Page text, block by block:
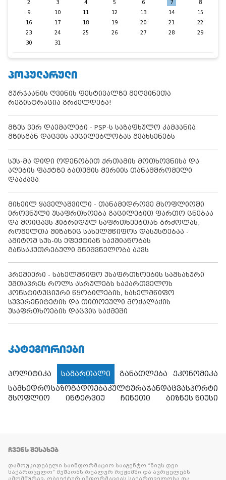
2
3 4 5 6 7
8
9
10 11 12 13 14
15
16
17 18 19 20 21
22
23
24 25 26 27 28
29
30
31
ᲞᲝᲞᲣᲚᲐᲠᲣᲚᲘ
გურჯაანის ღვინის ფესტივალზე მეღვინეთა
რეგისტრაცია გრძელდება!
მზეს ვერ დაემალები - PSP-ს საზაფხულო კამპანია
მზისგან დაცვის აუცილებლობას გვახსენებს
სუს-მა დიდი ოდენობით ქრთამის მოთხოვნისა და
აღების ფაქტზე ბათუმის მერიის თანამშრომელი
დააკავა
მიხეილ ყაველაშვილი - თანამედროვე მსოფლიოში
ეროვნული უსაფრთხოება გაცილებით ფართო ცნებაა
და მოიცავს ჰიბრიდულ საფრთხეებთან ბრძოლას,
რომელთა მიზანიც სახელმწიფოს დასუსტებაა -
ამიტომ სუს-ის ეფექტიან საქმიანობას
განსაკუთრებული მნიშვნელობა აქვს
პრემიერი - სახელმწიფო უსაფრთხოების სამსახური
უმთავრეს როლს ასრულებს საქართველოს
კონსტიტუციური წყობილების, სახელმწიფო
სუვერენიტეტის და თითოეული მოქალაქის
უსაფრთხოების დაცვის საქმეში
ᲙᲐᲢᲔᲒᲝᲠᲘᲔᲑᲘ
პოლიტიკა სამართალი განათლება
ეკონომიკა
სამხედროსაზოგადოებაკულტურაჯანდაცვასპორტი
მსოფლიო
ინტერვიუ ჩინეთი ბიზნეს ნიუსი
ᲩᲕᲔᲜᲡ ᲨᲔᲡᲐᲮᲔᲑ
დამოუკიდებელი საინფორმაციო სააგენტო “ნიუს დეი
საქართველო” მუშაობს რეალურ რეჟიმში და ავრცელებს
ამომწურავ, ობიექტურ ინფორმაციას საქართველოსა და